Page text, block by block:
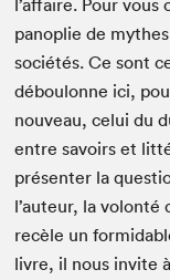
l’affaire. Pour
panoplie de
sociétés. Ce sont
déboulonne ici,
nou­veau, celui du
entre savoirs et
présen­ter la
l’auteur, la
recèle un
livre, il nous invite